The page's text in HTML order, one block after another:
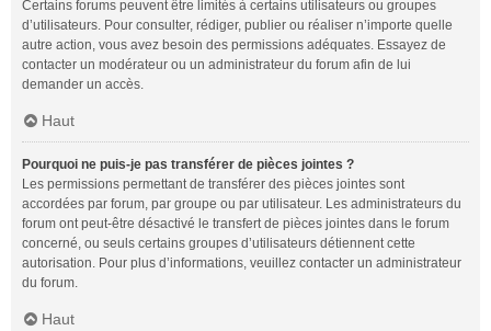
Certains forums peuvent être limités à certains utilisateurs ou groupes
d’utilisateurs. Pour consulter, rédiger, publier ou réaliser n’importe quelle
autre action, vous avez besoin des permissions adéquates. Essayez de
contacter un modérateur ou un administrateur du forum afin de lui
demander un accès.
Haut
Pourquoi ne puis-je pas transférer de pièces jointes ?
Les permissions permettant de transférer des pièces jointes sont
accordées par forum, par groupe ou par utilisateur. Les administrateurs du
forum ont peut-être désactivé le transfert de pièces jointes dans le forum
concerné, ou seuls certains groupes d’utilisateurs détiennent cette
autorisation. Pour plus d’informations, veuillez contacter un administrateur
du forum.
Haut